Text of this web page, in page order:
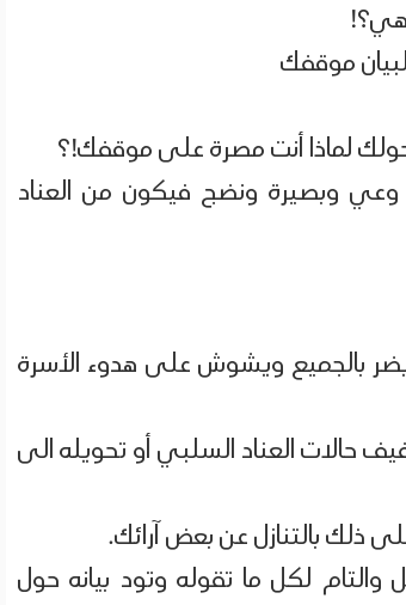
هي؟!
موقفك
لماذا أنت مصرة على موقفك!؟
وبصيرة ونضج فيكون من العناد
بالجميع ويشوش على هدوء الأسرة
حالات العناد السلبي أو تحويله الى
ذلك بالتنازل عن بعض آرائك.
لكل ما تقوله وتود بيانه حول